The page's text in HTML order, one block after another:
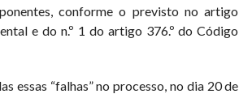
conforme o previsto no artigo
e do n.º 1 do artigo 376.º do Código
essas “falhas” no processo, no dia 20 de